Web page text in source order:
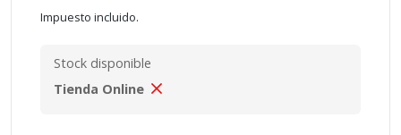
Impuesto incluido.
Stock disponible
Tienda Online